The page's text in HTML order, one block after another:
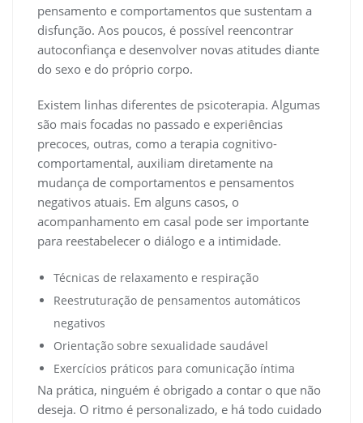
pensamento e comportamentos que sustentam a
disfunção. Aos poucos, é possível reencontrar
autoconfiança e desenvolver novas atitudes diante
do sexo e do próprio corpo.
Existem linhas diferentes de psicoterapia. Algumas
são mais focadas no passado e experiências
precoces, outras, como a terapia cognitivo-
comportamental, auxiliam diretamente na
mudança de comportamentos e pensamentos
negativos atuais. Em alguns casos, o
acompanhamento em casal pode ser importante
para reestabelecer o diálogo e a intimidade.
Técnicas de relaxamento e respiração
Reestruturação de pensamentos automáticos
negativos
Orientação sobre sexualidade saudável
Exercícios práticos para comunicação íntima
Na prática, ninguém é obrigado a contar o que não
deseja. O ritmo é personalizado, e há todo cuidado